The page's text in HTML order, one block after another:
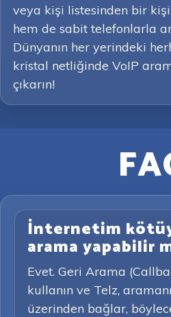
veya kişi listesinden bir
hem de sabit telefonlarla
Dünyanın her yerindeki
kristal netliğinde VoIP
çıkarın!
İnternetim
arama yapabilir
Evet. Geri Arama
kullanın ve Telz,
üzerinden bağlar,